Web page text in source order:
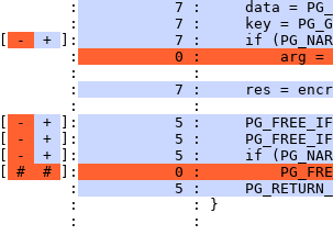
:
7 :     data =
:
7 :     key =
- + ]:
7 :     if
:
0 :         arg =
:             :
:
7 :     res =
:             :
- + ]:
5 :
- + ]:
5 :
- + ]:
5 :     if
# # ]:
0 :
:
5 :
:             : }
:             :